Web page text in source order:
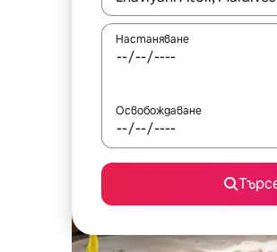
Настаняване
Освобождаване